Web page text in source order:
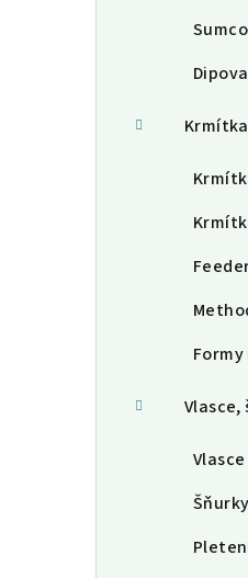
Krmítka
Vlasce
Šňurky